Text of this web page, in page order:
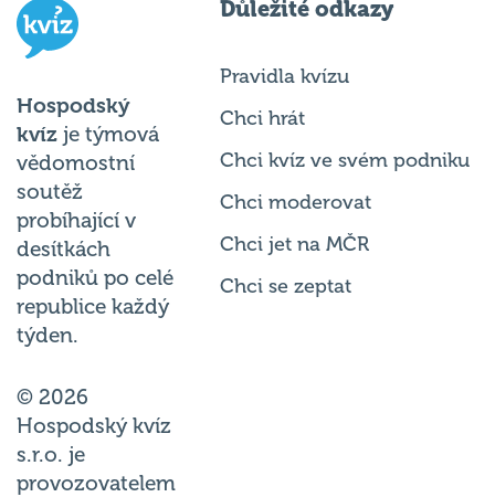
Hospodský
kvíz je týmová
vědomostní
soutěž
probíhající v
desítkách
podniků po celé
republice každý
týden.
© 2026
Hospodský kvíz
s.r.o. je
provozovatelem
Důležité odkazy
Pravidla kvízu
Chci hrát
Chci kvíz ve svém podniku
Chci moderovat
Chci jet na MČR
Chci se zeptat